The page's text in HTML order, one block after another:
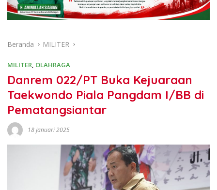
Beranda MILITER
MILITER, OLAHRAGA
Danrem 022/PT Buka Kejuaraan
Taekwondo Piala Pangdam I/BB di
Pematangsiantar
18 Januari 2025